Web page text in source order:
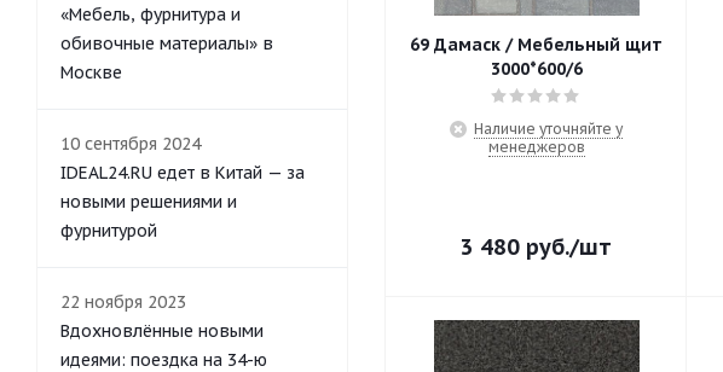
69 Дамаск / Мебельный щит
3000*600/6
Наличие уточняйте у
менеджеров
3 480 руб./шт
«Мебель, фурнитура и
обивочные материалы» в
Москве
10 сентября 2024
IDEAL24.RU едет в Китай — за
новыми решениями и
фурнитурой
22 ноября 2023
Вдохновлённые новыми
идеями: поездка на 34-ю